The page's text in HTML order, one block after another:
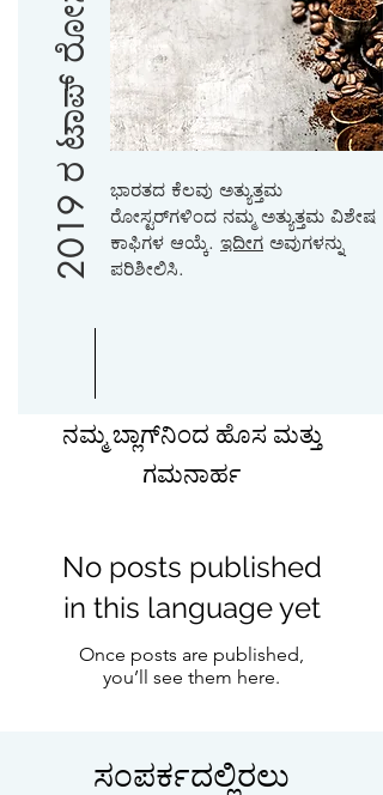
2019 ರ ಟಾಪ್ ರೋಸ್ಟರ್ಸ್
ಭಾರತದ ಕೆಲವು ಅತ್ಯುತ್ತಮ
ರೋಸ್ಟರ್‌ಗಳಿಂದ ನಮ್ಮ ಅತ್ಯುತ್ತಮ ವಿಶೇಷ
ಕಾಫಿಗಳ ಆಯ್ಕೆ. ಇದೀಗ ಅವುಗಳನ್ನು
ಪರಿಶೀಲಿಸಿ.
ನಮ್ಮ ಬ್ಲಾಗ್‌ನಿಂದ ಹೊಸ ಮತ್ತು
ಗಮನಾರ್ಹ
No posts published
in this language yet
Once posts are published,
you’ll see them here.
ಸಂಪರ್ಕದಲ್ಲಿರಲು